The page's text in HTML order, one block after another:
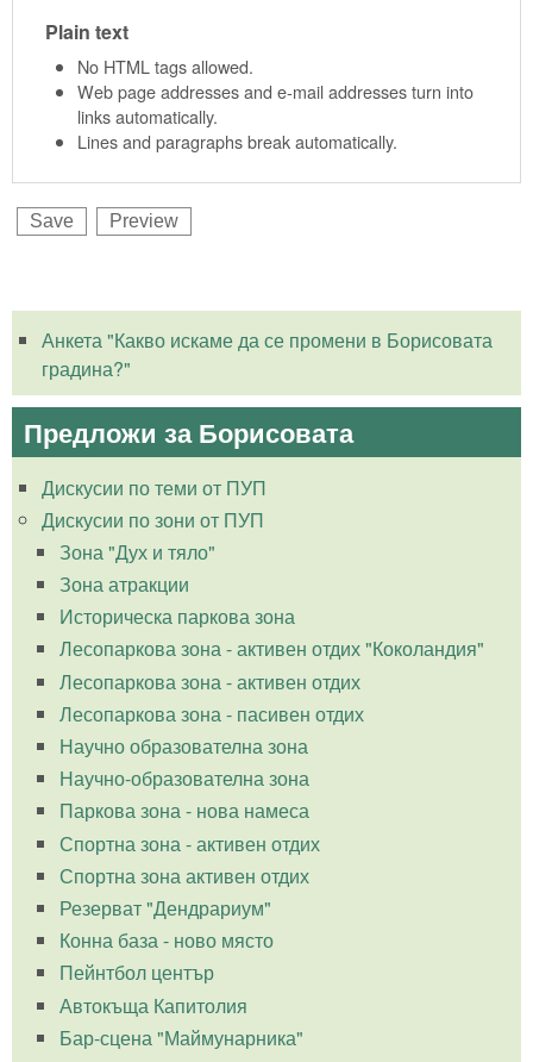
Plain text
No HTML tags allowed.
Web page addresses and e-mail addresses turn into
links automatically.
Lines and paragraphs break automatically.
Анкета "Какво искаме да се промени в Борисовата
градина?"
Предложи за Борисовата
Дискусии по теми от ПУП
Дискусии по зони от ПУП
Зона "Дух и тяло"
Зона атракции
Историческа паркова зона
Лесопаркова зона - активен отдих "Коколандия"
Лесопаркова зона - активен отдих
Лесопаркова зона - пасивен отдих
Научно образователна зона
Научно-образователна зона
Паркова зона - нова намеса
Спортна зона - активен отдих
Спортна зона активен отдих
Резерват "Дендрариум"
Конна база - ново място
Пейнтбол център
Автокъща Капитолия
Бар-сцена "Маймунарника"